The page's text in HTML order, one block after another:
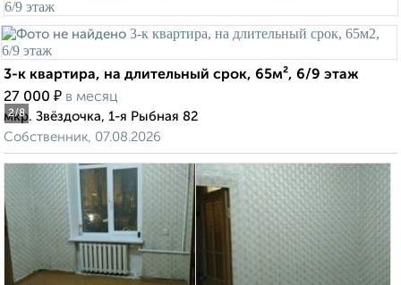
2/8
3-к квартира, на длительный срок, 65м², 6/9 этаж
27 000 ₽ в месяц
мкр. Звёздочка, 1-я Рыбная 82
Собственник, 07.08.2026